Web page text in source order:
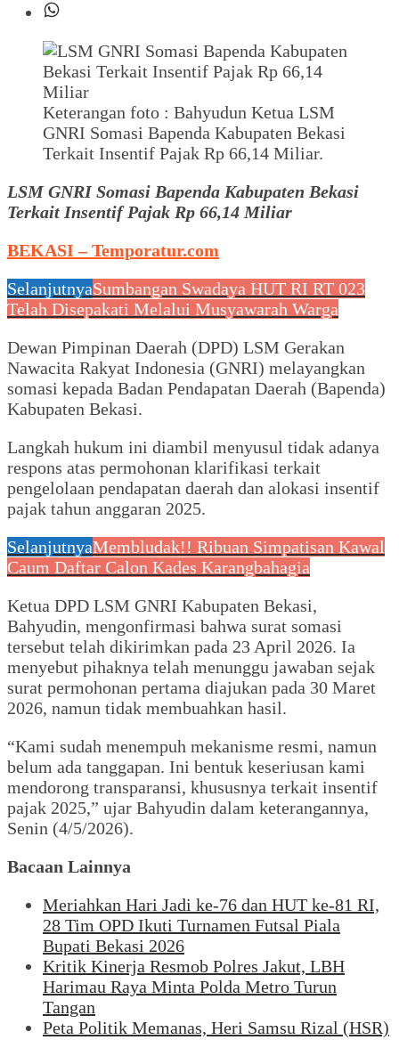
Keterangan foto : Bahyudun Ketua LSM
GNRI Somasi Bapenda Kabupaten Bekasi
Terkait Insentif Pajak Rp 66,14 Miliar.
LSM GNRI Somasi Bapenda Kabupaten Bekasi
Terkait Insentif Pajak Rp 66,14 Miliar
BEKASI – Temporatur.com
SelanjutnyaSumbangan Swadaya HUT RI RT 023
Telah Disepakati Melalui Musyawarah Warga
Dewan Pimpinan Daerah (DPD) LSM Gerakan
Nawacita Rakyat Indonesia (GNRI) melayangkan
somasi kepada Badan Pendapatan Daerah (Bapenda)
Kabupaten Bekasi.
Langkah hukum ini diambil menyusul tidak adanya
respons atas permohonan klarifikasi terkait
pengelolaan pendapatan daerah dan alokasi insentif
pajak tahun anggaran 2025.
SelanjutnyaMembludak!! Ribuan Simpatisan Kawal
Caum Daftar Calon Kades Karangbahagia
Ketua DPD LSM GNRI Kabupaten Bekasi,
Bahyudin, mengonfirmasi bahwa surat somasi
tersebut telah dikirimkan pada 23 April 2026. Ia
menyebut pihaknya telah menunggu jawaban sejak
surat permohonan pertama diajukan pada 30 Maret
2026, namun tidak membuahkan hasil.
“Kami sudah menempuh mekanisme resmi, namun
belum ada tanggapan. Ini bentuk keseriusan kami
mendorong transparansi, khususnya terkait insentif
pajak 2025,” ujar Bahyudin dalam keterangannya,
Senin (4/5/2026).
Bacaan Lainnya
Meriahkan Hari Jadi ke-76 dan HUT ke-81 RI,
28 Tim OPD Ikuti Turnamen Futsal Piala
Bupati Bekasi 2026
Kritik Kinerja Resmob Polres Jakut, LBH
Harimau Raya Minta Polda Metro Turun
Tangan
Peta Politik Memanas, Heri Samsu Rizal (HSR)